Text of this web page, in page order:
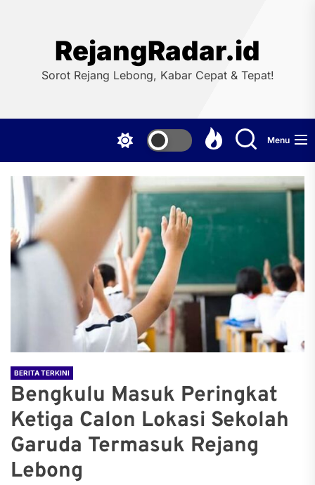
RejangRadar.id
Sorot Rejang Lebong, Kabar Cepat & Tepat!
Menu
BERITA TERKINI
Bengkulu Masuk Peringkat
Ketiga Calon Lokasi Sekolah
Garuda Termasuk Rejang
Lebong